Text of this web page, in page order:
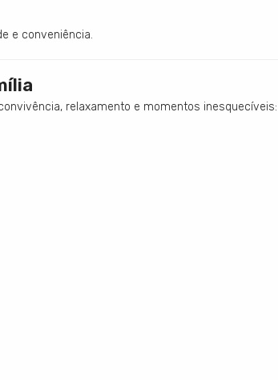
e conveniência.
relaxamento e momentos inesquecíveis: